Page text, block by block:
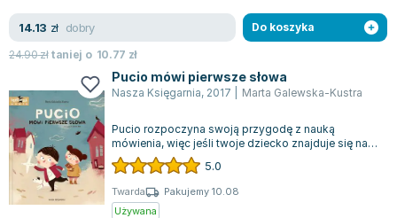
Jarosław Sokołowski
Piotr Latocha
Michael Scott
Piotr Semka
Jarosław Iwaszkiewicz
Joseph Murphy
Jan Sztaudynger
Aleksander Puszkin
14.13 zł dobry
24.90złtaniej o 10.77 zł
Do koszyka
Pucio mówi pierwsze słowa
Nasza Księgarnia, 2017 Marta Galewska-Kustra
Pucio rozpoczyna swoją przygodę z nauką
mówienia, więc jeśli twoje dziecko znajduje się na
tym etapie, ta książka powinna stać się...
5.0
Twarda
Pakujemy 10.08
Używana